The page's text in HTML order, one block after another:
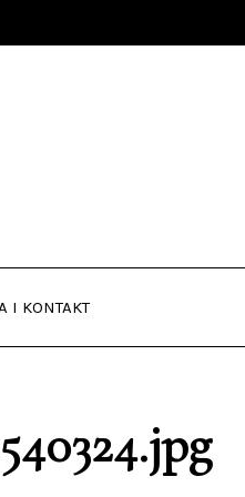
I KONTAKT